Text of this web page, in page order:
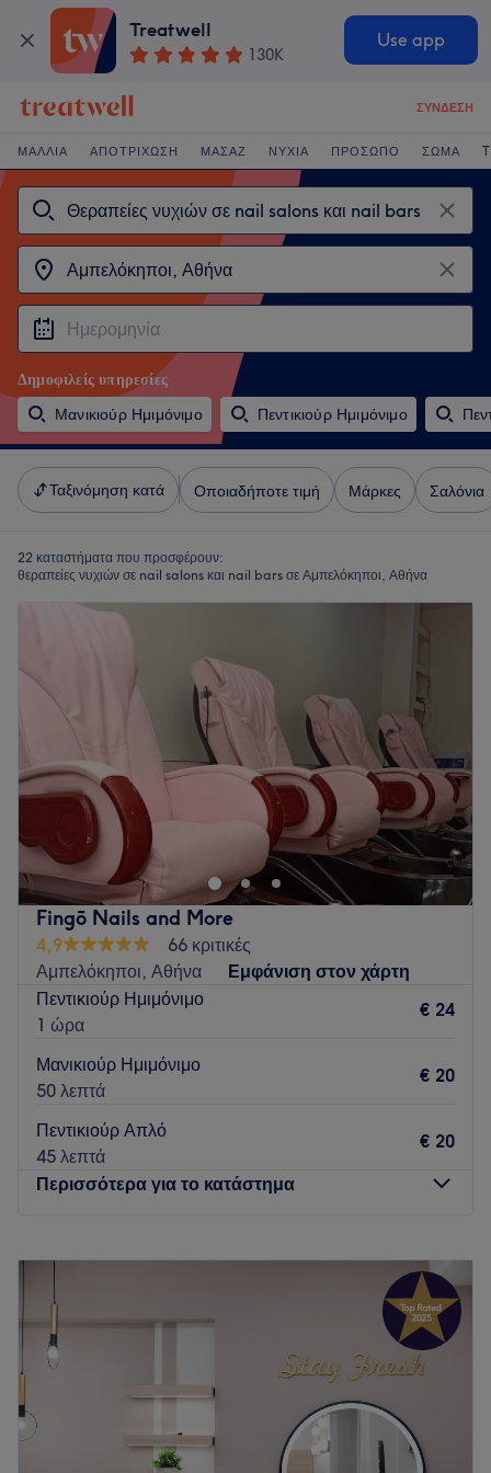
Treatwell
130K
Use app
ΣΎΝΔΕΣΗ
ΜΑΛΛΙΆ ΑΠΟΤΡΊΧΩΣΗ ΜΑΣΆΖ ΝΎΧΙΑ ΠΡΌΣΩΠΟ ΣΏΜΑ
Δημοφιλείς υπηρεσίες
Μανικιούρ Ημιμόνιμο
Πεντικιούρ Ημιμόνιμο
Ταξινόμηση κατά Οποιαδήποτε τιμή Μάρκες Σαλόνια
22 καταστήματα που προσφέρουν:
θεραπείες νυχιών σε nail salons και nail bars σε Αμπελόκηποι, Αθήνα
Fingō Nails and More
4,9
66 κριτικές
Αμπελόκηποι, Αθήνα
Εμφάνιση στον χάρτη
Πεντικιούρ Ημιμόνιμο
1 ώρα
€ 24
Μανικιούρ Ημιμόνιμο
50 λεπτά
€ 20
Πεντικιούρ Απλό
45 λεπτά
€ 20
Περισσότερα για το κατάστημα
20:00
Τετάρτη
16:00
Πέμπτη
–20:00
Παρασκευή
10:00
20:00
Σάββατο
10:00–15:00
Κλειστό
Στο χώρο μας, στην Πανόρμου, η περιποίηση άκρων